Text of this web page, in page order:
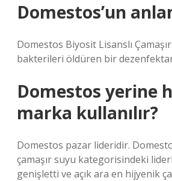
Domestos’un
Domestos Biyosit Lisanslı
bakterileri öldüren bir
Domestos yerine
marka kullanılır?
Domestos pazar lideridir.
çamaşır suyu kategorisindeki
genişletti ve açık ara en hijyenik